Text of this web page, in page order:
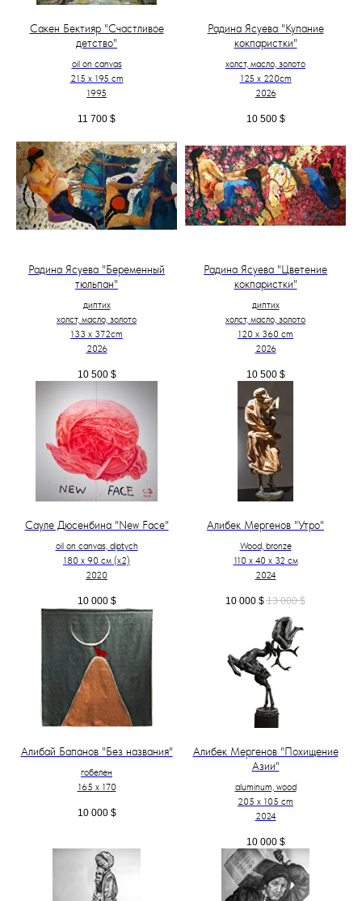
Сакен Бектияр "Счастливое
детство"
oil on canvas
215 x 195 cm
1995
11 700 $
Радина Ясуева "Купание
кокпаристки"
холст, масло, золото
125 х 220cm
2026
10 500 $
Радина Ясуева "Беременный
тюльпан"
диптих
холст, масло, золото
133 х 372cm
2026
10 500 $
Радина Ясуева "Цветение
кокпаристки"
диптих
холст, масло, золото
120 х 360 cm
2026
10 500 $
Сауле Дюсенбина "New Face"
oil on canvas, diptych
180 x 90 см (х2)
2020
10 000 $
Алибек Мергенов "Утро"
Wood, bronze
110 х 40 х 32 см
2024
10 000 $ 13 000 $
Алибай Бапанов "Без названия"
гобелен
165 x 170
10 000 $
Алибек Мергенов "Похищение
Азии"
aluminum, wood
205 х 105 cm
2024
10 000 $